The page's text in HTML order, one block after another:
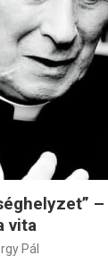
vita
Pál